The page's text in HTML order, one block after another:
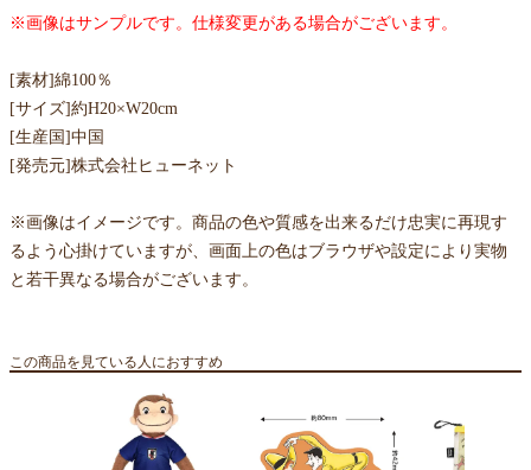
※画像はサンプルです。仕様変更がある場合がございます。
[素材]綿100％
[サイズ]約H20×W20cm
[生産国]中国
[発売元]株式会社ヒューネット
※画像はイメージです。商品の色や質感を出来るだけ忠実に再現す
るよう心掛けていますが、画面上の色はブラウザや設定により実物
と若干異なる場合がございます。
この商品を見ている人におすすめ